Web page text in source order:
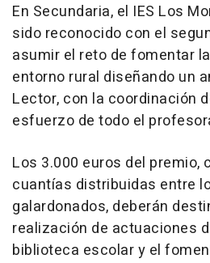
En Secundaria, el IES Los
sido reconocido con el
asumir el reto de fomentar
entorno rural diseñando un
Lector, con la coordinación
esfuerzo de todo el
Los 3.000 euros del premio,
cuantías distribuidas entre
galardonados, deberán
realización de actuaciones
biblioteca escolar y el